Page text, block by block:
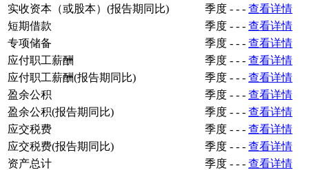
实收资本（或股本）(报告期同比)
季度 - - - 查看详情
短期借款
季度 - - - 查看详情
专项储备
季度 - - - 查看详情
应付职工薪酬
季度 - - - 查看详情
应付职工薪酬(报告期同比)
季度 - - - 查看详情
盈余公积
季度 - - - 查看详情
盈余公积(报告期同比)
季度 - - - 查看详情
应交税费
季度 - - - 查看详情
应交税费(报告期同比)
季度 - - - 查看详情
资产总计
季度 - - - 查看详情